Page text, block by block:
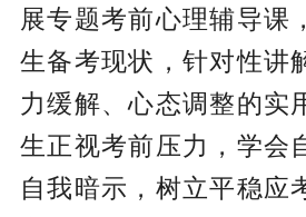
展专题考前心理辅导课
生备考现状，针对性讲
力缓解、心态调整的实
生正视考前压力，学会
自我暗示，树立平稳应